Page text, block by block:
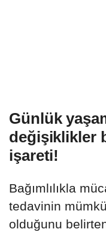
Günlük
değişiklikler
işareti!
Bağımlılıkla
tedavinin
olduğunu